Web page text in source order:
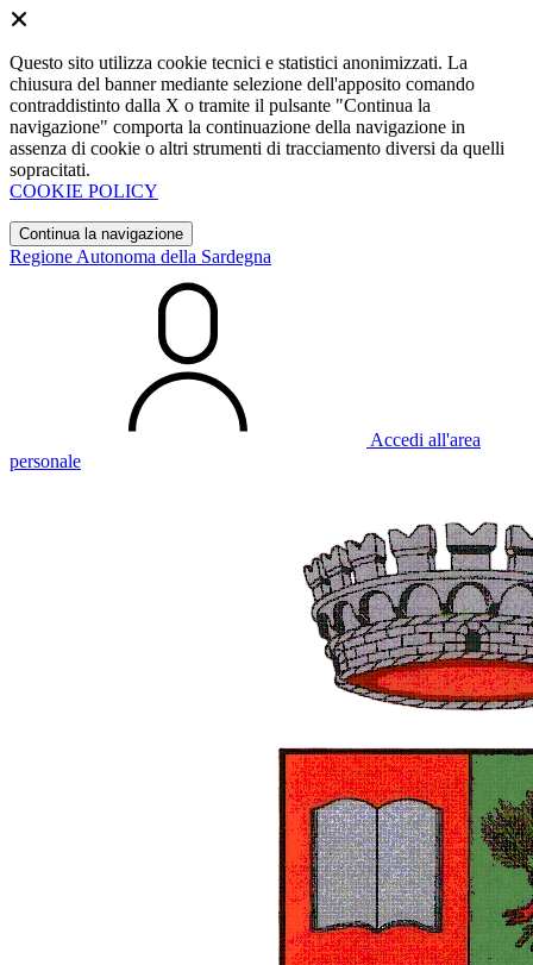
Questo sito utilizza cookie tecnici e statistici anonimizzati. La
chiusura del banner mediante selezione dell'apposito comando
contraddistinto dalla X o tramite il pulsante "Continua la
navigazione" comporta la continuazione della navigazione in
assenza di cookie o altri strumenti di tracciamento diversi da quelli
sopracitati.
COOKIE POLICY
Continua la navigazione
Regione Autonoma della Sardegna
Accedi all'area
personale